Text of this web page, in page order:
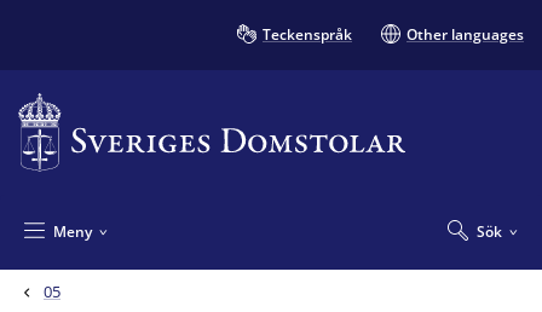
Teckenspråk Other languages
Sök
Meny
05